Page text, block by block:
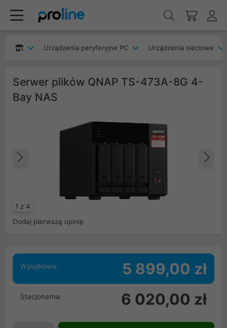
Urządzenia peryferyjne PC Urządzenia sieciowe
Serwer plików QNAP TS-473A-8G 4-
Bay NAS
1 z 4
Dodaj pierwszą opinię
Wysyłkowa: 5 899,00 zł
Stacjonarna: 6 020,00 zł